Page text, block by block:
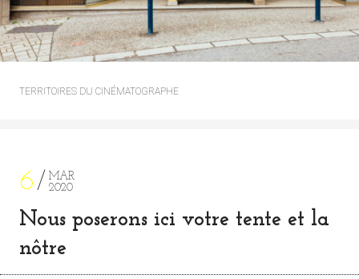
TERRITOIRES DU CINÉMATOGRAPHE
6
MAR
2020
Nous poserons ici votre tente et la
nôtre